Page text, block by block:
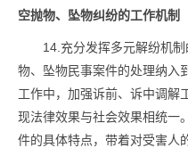
空抛物、坠物纠纷的工作机制
14.充分发挥多元解纷机
物、坠物民事案件的处理纳入
工作中，加强诉前、诉中调解
现法律效果与社会效果相统一
件的具体特点，带着对受害人